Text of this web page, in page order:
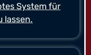
System für
lassen.